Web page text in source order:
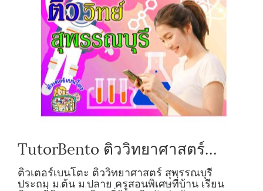
TutorBento ติววิทยาศาสตร์
สุพรรณบุรี ประถม ม.ต้น ม.ปลาย
ติวเตอร์เบนโตะ ติววิทยาศาสตร์ สุพรรณบุรี
ประถม ม.ต้น ม.ปลาย ครูสอนพิเศษที่บ้าน เรียน